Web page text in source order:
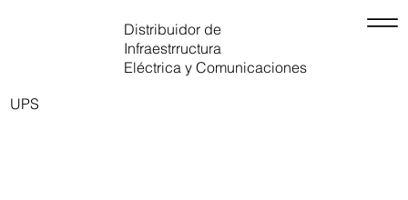
Distribuidor de
Infraestrructura
Eléctrica y Comunicaciones
UPS